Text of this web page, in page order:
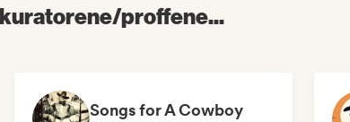
kuratorene/proffene...
Songs for A Cowboy